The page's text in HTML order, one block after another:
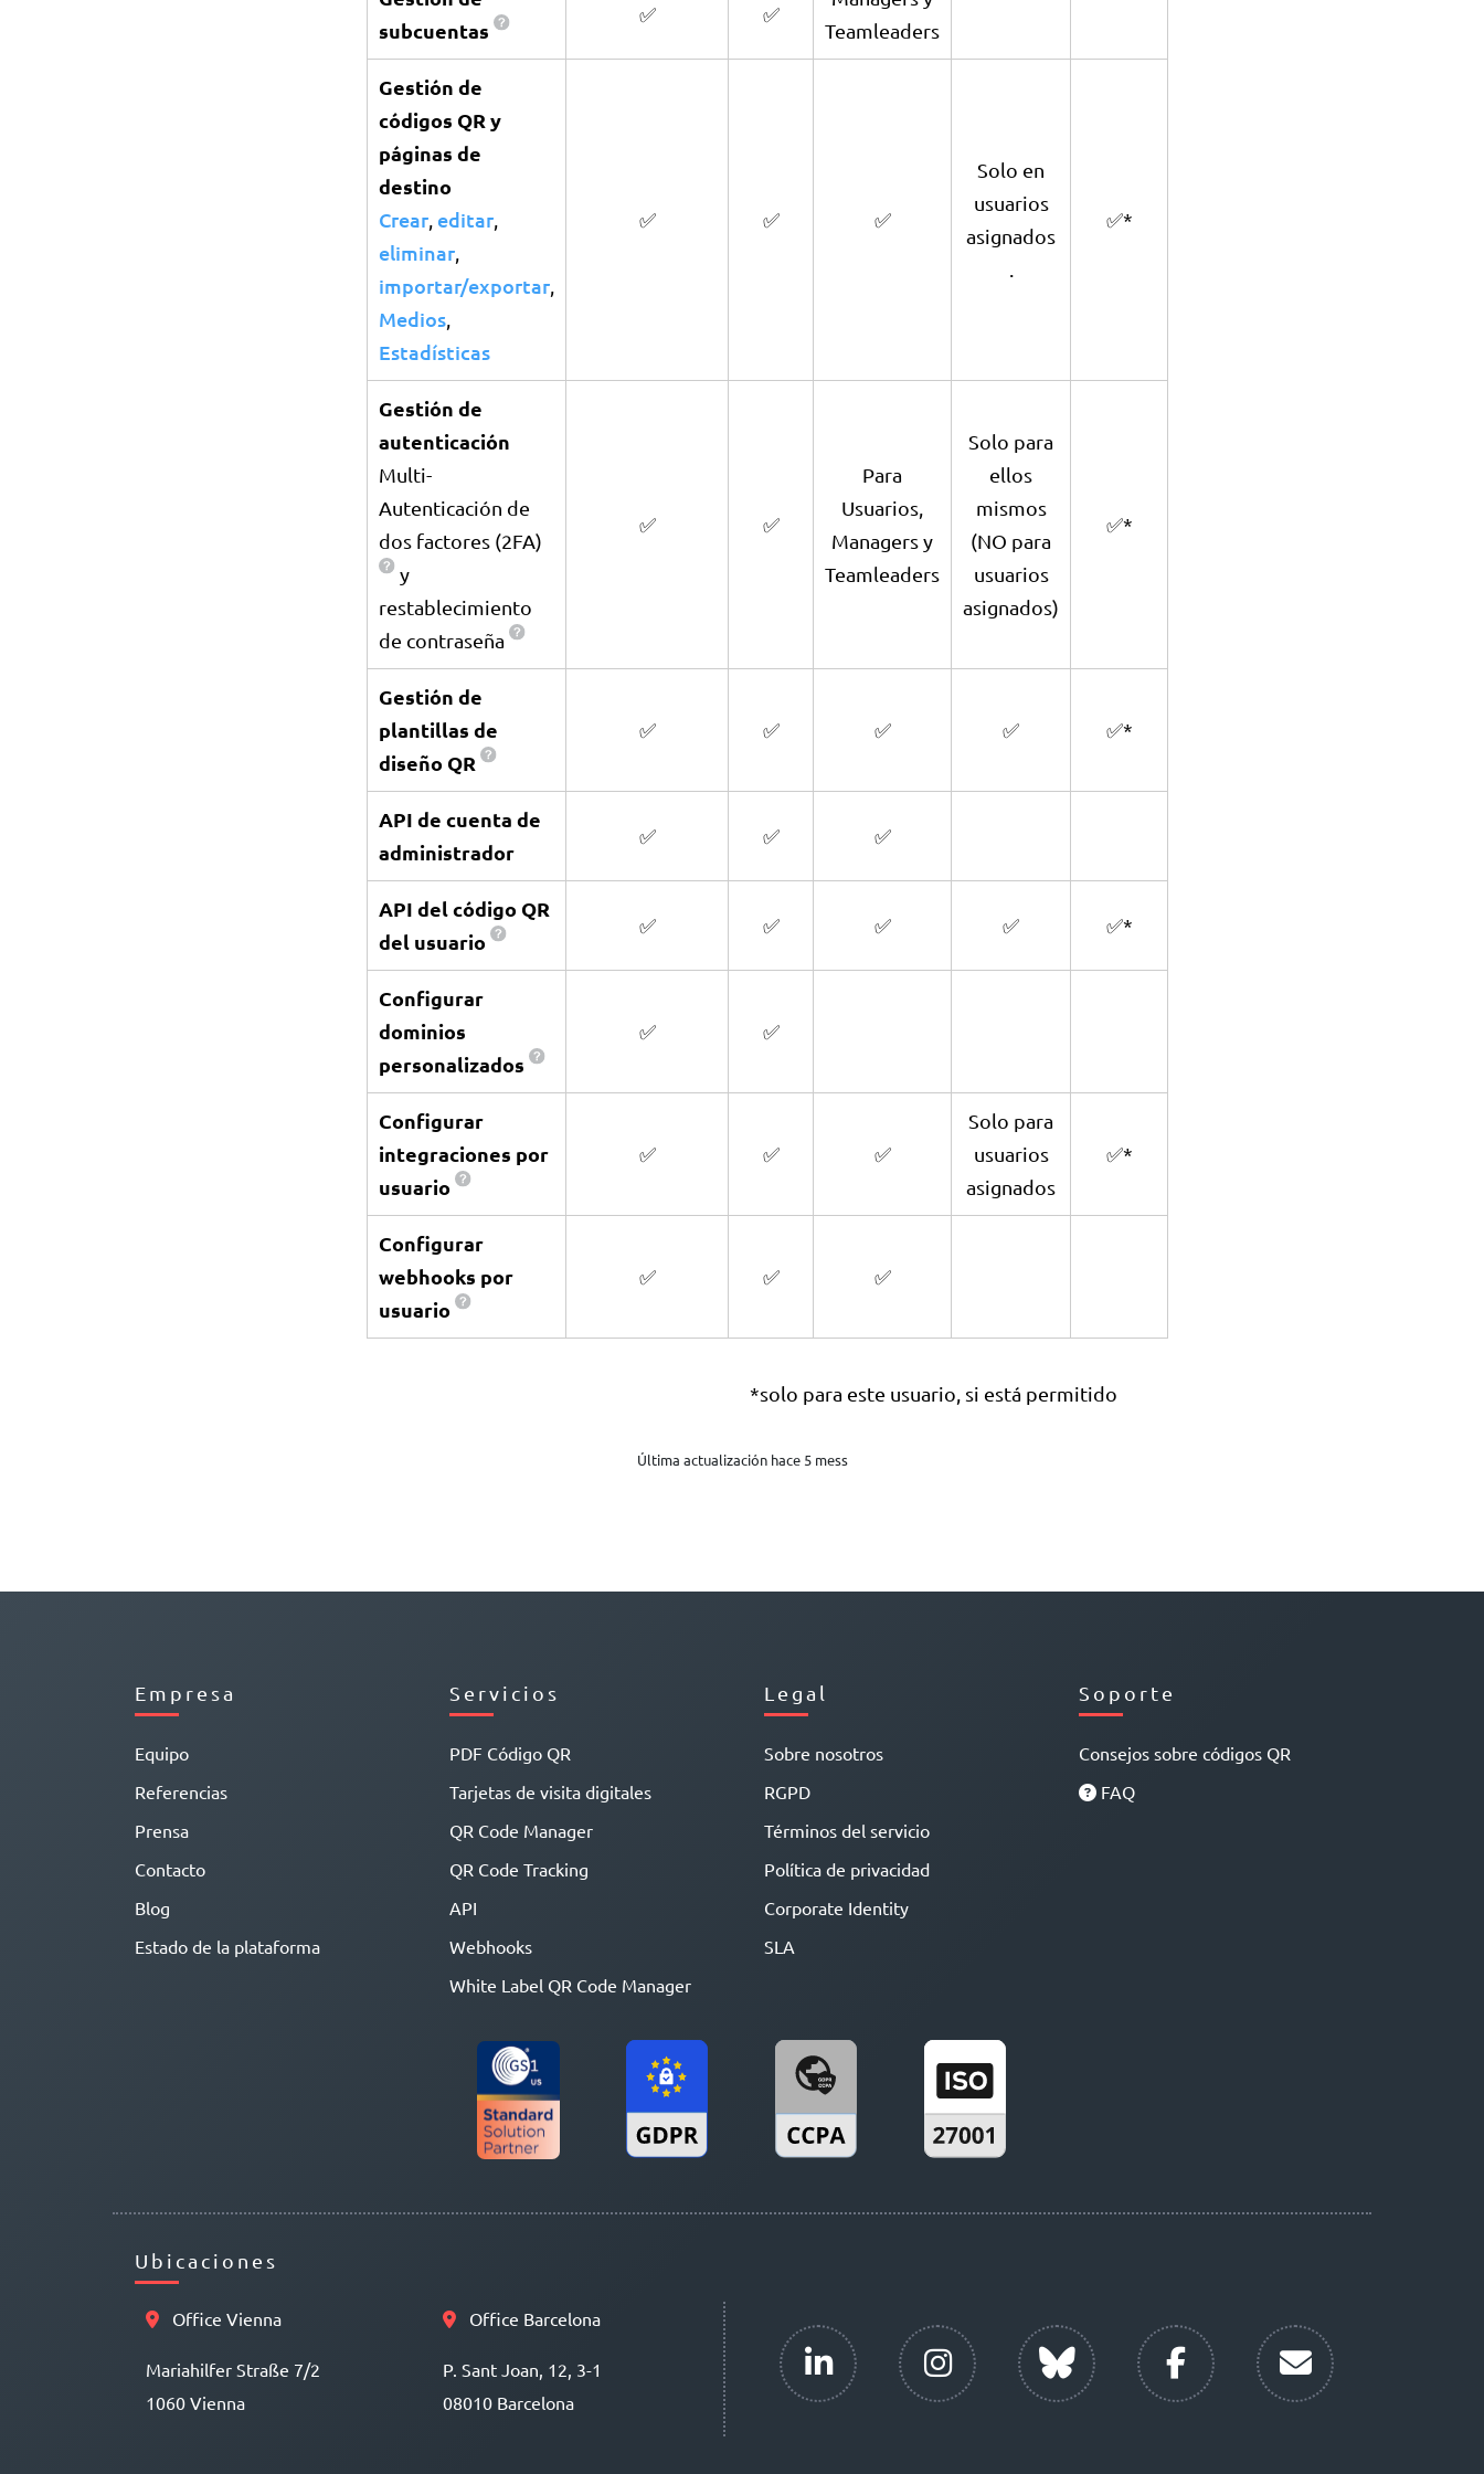
subcuentas
✅ ✅
Teamleaders
Gestión de
códigos QR y
páginas de
destino
Crear, editar,
eliminar,
importar/exportar,
Medios,
Estadísticas
✅ ✅ ✅
Solo en
usuarios
asignados
.
✅*
Gestión de
autenticación
Multi-
Autenticación de
dos factores (2FA)
y
restablecimiento
de contraseña
✅ ✅
Para
Usuarios,
Managers y
Teamleaders
Solo para
ellos
mismos
(NO para
usuarios
asignados)
✅*
Gestión de
plantillas de
diseño QR
✅ ✅ ✅ ✅ ✅*
API de cuenta de
administrador
✅ ✅ ✅
API del código QR
del usuario
✅ ✅ ✅ ✅ ✅*
Configurar
dominios
personalizados
✅ ✅
Configurar
integraciones por
usuario
✅ ✅ ✅
Solo para
usuarios
asignados
✅*
Configurar
webhooks por
usuario
✅ ✅ ✅
*solo para este usuario, si está permitido
Última actualización hace 5 mess
Empresa
Equipo
Referencias
Prensa
Contacto
Blog
Estado de la plataforma
Servicios
PDF Código QR
Tarjetas de visita digitales
QR Code Manager
QR Code Tracking
API
Webhooks
White Label QR Code Manager
Legal
Sobre nosotros
RGPD
Términos del servicio
Política de privacidad
Corporate Identity
SLA
Soporte
Consejos sobre códigos QR
FAQ
Ubicaciones
Office Vienna
Mariahilfer Straße 7/2
1060 Vienna
Office Barcelona
P. Sant Joan, 12, 3-1
08010 Barcelona